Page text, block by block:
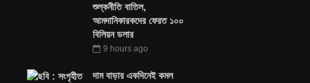
শুল্কনীতি বাতিল,
আমদানিকারকদের ফেরত ১০০
বিলিয়ন ডলার
9 hours ago
দাম বাড়ার একদিনেই কমল